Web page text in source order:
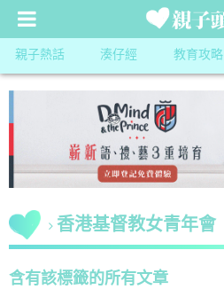
親子熱話 湊仔經 教育攻略
香港基督教女青年會
含有該標籤的所有文章